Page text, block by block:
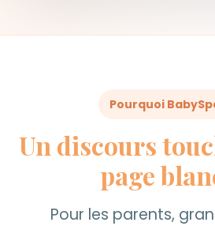
Pourquoi
Un discours
page
Pour les parents,